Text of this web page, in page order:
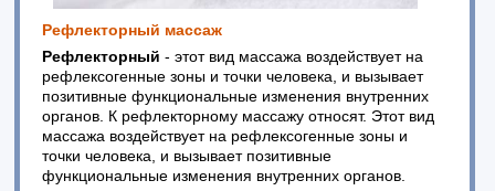
Рефлекторный массаж
Рефлекторный - этот вид массажа воздействует на
рефлексогенные зоны и точки человека, и вызывает
позитивные функциональные изменения внутренних
органов. К рефлекторному массажу относят. Этот вид
массажа воздействует на рефлексогенные зоны и
точки человека, и вызывает позитивные
функциональные изменения внутренних органов.